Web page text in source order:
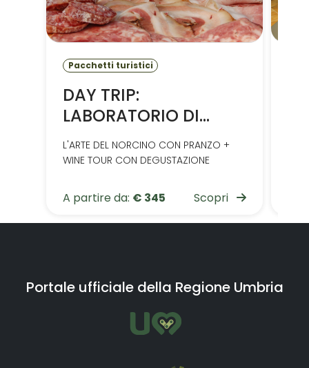
Pacchetti turistici
DAY TRIP:
LABORATORIO DI
CUCINA
L'ARTE DEL NORCINO CON PRANZO +
WINE TOUR CON DEGUSTAZIONE
A partire da: € 345 Scopri
Portale ufficiale della Regione Umbria